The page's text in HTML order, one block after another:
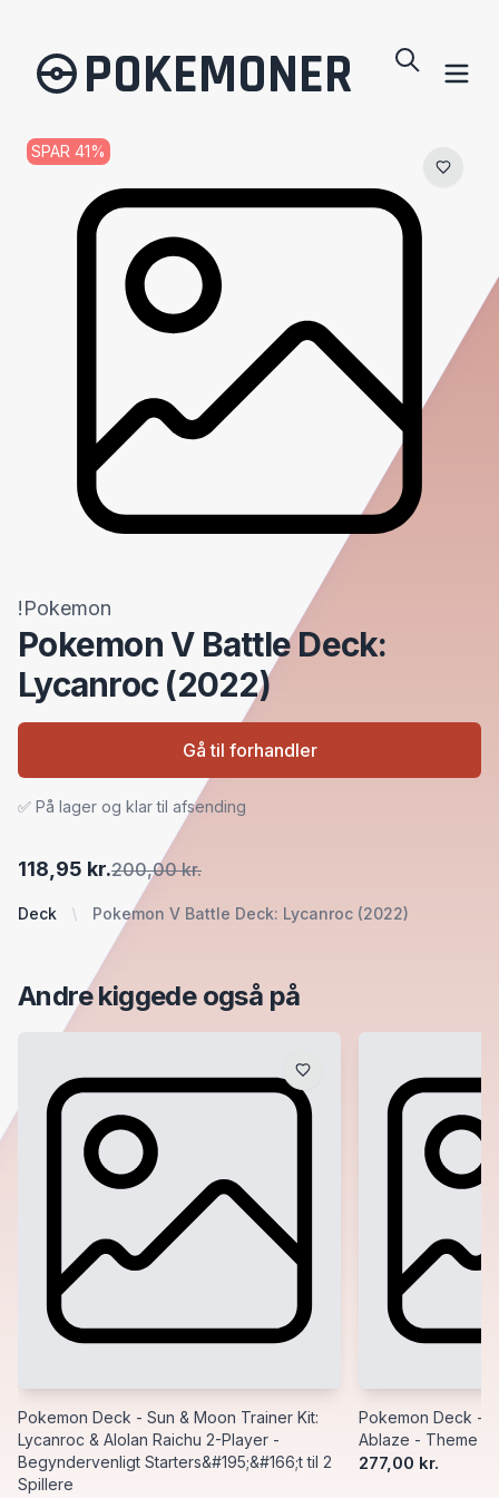
POKEMONER
!Pokemon
Pokemon V Battle Deck:
Lycanroc (2022)
Deck Pokemon V Battle Deck: Lycanroc (2022)
118,95 kr.200,00 kr.
✅ På lager og klar til afsending
Gå til forhandler
SPAR 41%
Andre kiggede også på
Pokemon Deck - Sun & Moon Trainer Kit:
Lycanroc & Alolan Raichu 2-Player -
Begyndervenligt Starters&#195;&#166;t til 2
Spillere
Pokemon Deck -
Ablaze - Theme
277,00 kr.